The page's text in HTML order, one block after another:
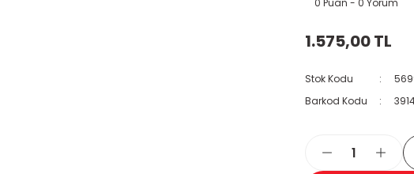
0 Puan - 0 Yorum
1.575,00 TL
Stok Kodu
Barkod Kodu